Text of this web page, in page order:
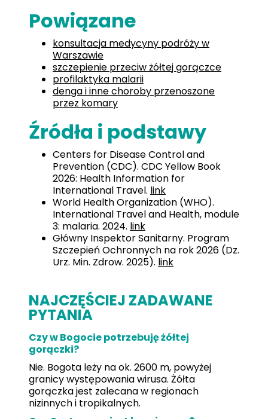
Powiązane
konsultacja medycyny podróży w
Warszawie
szczepienie przeciw żółtej gorączce
profilaktyka malarii
denga i inne choroby przenoszone
przez komary
Źródła i podstawy
Centers for Disease Control and
Prevention (CDC). CDC Yellow Book
2026: Health Information for
International Travel. link
World Health Organization (WHO).
International Travel and Health, module
3: malaria. 2024. link
Główny Inspektor Sanitarny. Program
Szczepień Ochronnych na rok 2026 (Dz.
Urz. Min. Zdrow. 2025). link
NAJCZĘŚCIEJ ZADAWANE
PYTANIA
Czy w Bogocie potrzebuję żółtej
gorączki?
Nie. Bogota leży na ok. 2600 m, powyżej
granicy występowania wirusa. Żółta
gorączka jest zalecana w regionach
nizinnych i tropikalnych.